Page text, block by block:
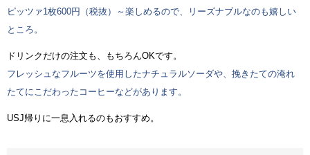
ピッツァ1枚600円（税抜）～楽しめるので、リーズナブルなのも嬉しい
ところ。
ドリンクだけの注文も、もちろんOKです。
フレッシュなフルーツを使用したナチュラルソーダや、挽きたての淹れ
たてにこだわったコーヒーなどがあります。
USJ帰りに一息入れるのもおすすめ。